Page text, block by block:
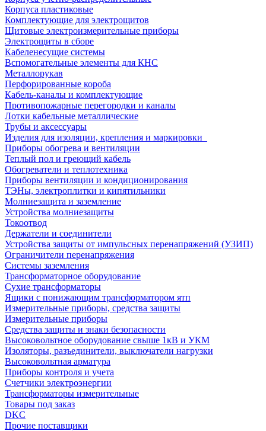
Корпуса пластиковые
Комплектующие для электрощитов
Щитовые электроизмерительные приборы
Электрощиты в сборе
Кабеленесущие системы
Вспомогательные элементы для КНС
Металлорукав
Перфорированные короба
Кабель-каналы и комплектующие
Противопожарные перегородки и каналы
Лотки кабельные металлические
Трубы и аксессуары
Изделия для изоляции, крепления и маркировки
Приборы обогрева и вентиляции
Теплый пол и греющий кабель
Обогреватели и теплотехника
Приборы вентиляции и кондиционирования
ТЭНы, электроплитки и кипятильники
Молниезащита и заземление
Устройства молниезащиты
Токоотвод
Держатели и соединители
Устройства защиты от импульсных перенапряжений (УЗИП)
Ограничители перенапряжения
Системы заземления
Трансформаторное оборудование
Сухие трансформаторы
Ящики с понижающим трансформатором ятп
Измерительные приборы, средства защиты
Измерительные приборы
Средства защиты и знаки безопасности
Высоковольтное оборудование свыше 1кВ и УКМ
Изоляторы, разъединители, выключатели нагрузки
Высоковольтная арматура
Приборы контроля и учета
Счетчики электроэнергии
Трансформаторы измерительные
Товары под заказ
DKC
Прочие поставщики